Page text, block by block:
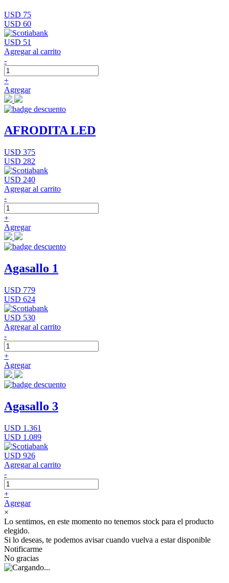
USD 75
USD 60
USD 51
Agregar al carrito
-
+
Agregar
AFRODITA LED
USD 375
USD 282
USD 240
Agregar al carrito
-
+
Agregar
Agasallo 1
USD 779
USD 624
USD 530
Agregar al carrito
-
+
Agregar
Agasallo 3
USD 1.361
USD 1.089
USD 926
Agregar al carrito
-
+
Agregar
×
Lo sentimos, en este momento no tenemos stock para el producto
elegido.
Si lo deseas, te podemos avisar cuando vuelva a estar disponible
Notificarme
No gracias